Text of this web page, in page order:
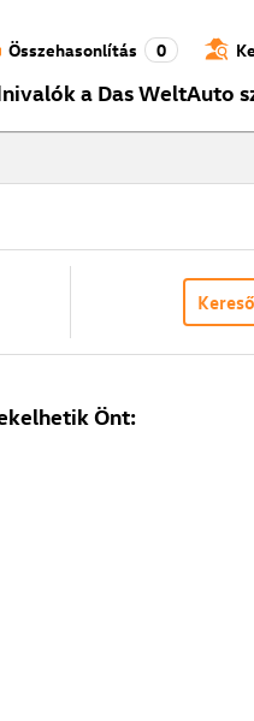
Összehasonlítás 0
a Das WeltAuto
Önt: